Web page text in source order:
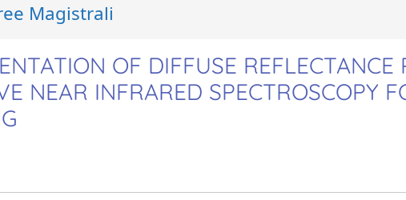
Magistrali
OF DIFFUSE REFLECTANCE
NEAR INFRARED SPECTROSCOPY